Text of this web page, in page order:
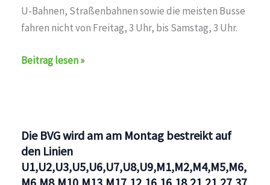
U-Bahnen, Straßenbahnen sowie die meisten Busse
fahren nicht von Freitag, 3 Uhr, bis Samstag, 3 Uhr.
Die
bis
Samstag,
3
Beitrag lesen »
Die BVG wird am am Montag bestreikt auf
den Linien
U1,U2,U3,U5,U6,U7,U8,U9,M1,M2,M4,M5,M6,